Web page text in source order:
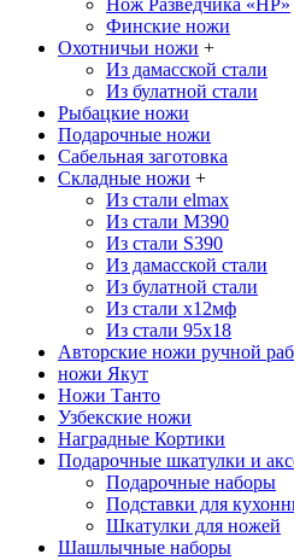
Нож Разведчика «НР»
Финские ножи
Охотничьи ножи +
Из дамасской стали
Из булатной стали
Рыбацкие ножи
Подарочные ножи
Сабельная заготовка
Складные ножи +
Из стали elmax
Из стали М390
Из стали S390
Из дамасской стали
Из булатной стали
Из стали х12мф
Из стали 95х18
Авторские ножи ручной
ножи Якут
Ножи Танто
Узбекские ножи
Наградные Кортики
Подарочные шкатулки и
Подарочные наборы
Подставки для
Шкатулки для ножей
Шашлычные наборы